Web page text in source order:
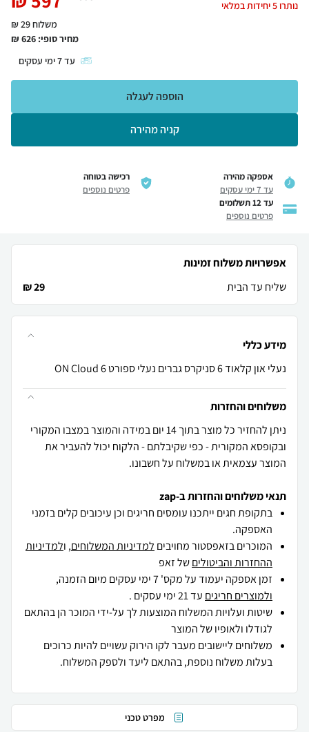
נותרו5יחידות במלאי
משלוח 29 ₪
מחיר סופי: 626
₪
עד7ימי עסקים
קניה מהירה
הוספה לעגלה
אספקה מהירה
עד 7 ימי עסקים
רכישה בטוחה
פרטים נוספים
עד 12 תשלומים
פרטים נוספים
אפשרויות משלוח זמינות
שליח עד הבית
29 ₪
מידע כללי
נעלי און קלאוד 6 סניקרס גברים נעלי ספורט ON Cloud 6
משלוחים והחזרות
ניתן להחזיר כל מוצר בתוך 14 יום במידה והמוצר במצבו המקורי
ובקופסא המקורית - כפי שקיבלתם - הלקוח יכול להעביר את
המוצר עצמאית או במשלוח על חשבונו.
תנאי משלוחים והחזרות ב-zap
בתקופת חגים ייתכנו עומסים חריגים וכן עיכובים קלים בזמני
האספקה.
המוכרים בזאפסטור מחויבים למדיניות המשלוחים, ולמדיניות
ההחזרות והביטוליםשל זאפ
זמן אספקה יעמוד על מקס' 7 ימי עסקים מיום הזמנה,
ולמוצרים חריגים עד 21 ימי עסקים .
שיטות ועלויות המשלוח המוצעות לך על-ידי המוכר הן בהתאם
לגודלו ולאופיו של המוצר
משלוחים ליישובים מעבר לקו הירוק עשויים להיות כרוכים
בעלות משלוח נוספת, בהתאם ליעד ולספק המשלוח.
מפרט טכני